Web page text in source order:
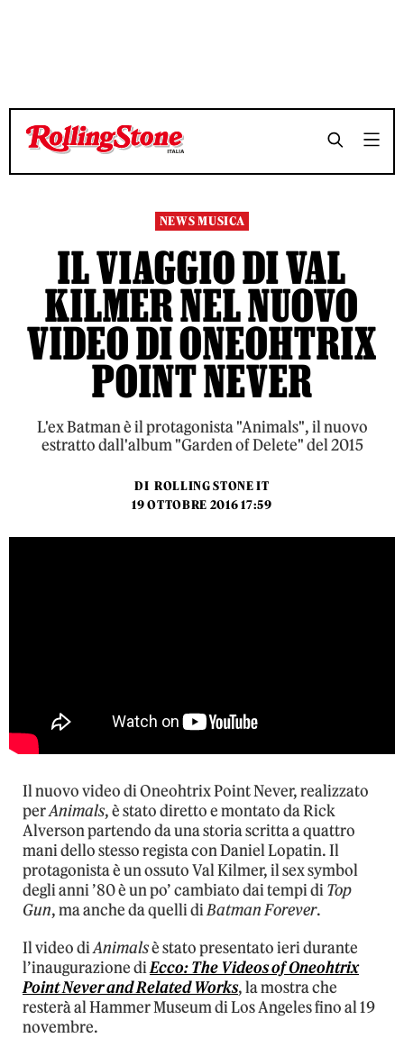
TEMPO DI LETTURA 2 MINUTI
TEMPO DI LETTURA 2 MINUTI
NEWS MUSICA
IL VIAGGIO DI VAL
KILMER NEL NUOVO
VIDEO DI ONEOHTRIX
POINT NEVER
L'ex Batman è il protagonista "Animals", il nuovo
estratto dall'album "Garden of Delete" del 2015
DI ROLLING STONE IT
19 OTTOBRE 2016 17:59
Il nuovo video di Oneohtrix Point Never, realizzato
perAnimals, è stato diretto e montato da Rick
Alverson partendo da una storia scritta a quattro
mani dello stesso regista con Daniel Lopatin. Il
protagonista è un ossuto Val Kilmer, il sex symbol
degli anni ’80 è un po’ cambiato dai tempi diTop
Gun, ma anche da quelli diBatman Forever.
Il video diAnimalsè stato presentato ieri durante
l’inaugurazione diEcco: The Videos of Oneohtrix
Point Never and Related Works, la mostra che
resterà al Hammer Museum di Los Angeles fino al 19
novembre.